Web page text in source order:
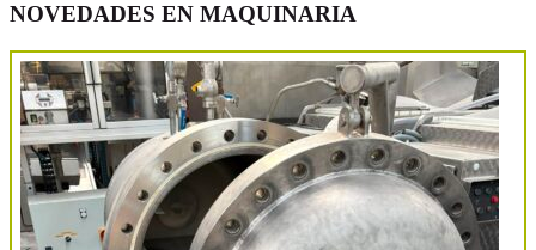
NOVEDADES EN MAQUINARIA